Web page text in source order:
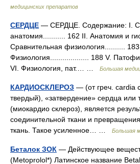
медицинских препаратов
СЕРДЦЕ — СЕРДЦЕ. Содержание: I.
анатомия........... 162 II. Анатомия и
Сравнительная физиология.......... 183
Физиология................... 188 V.
VІ. Физиология, пат.… …
Большая
КАРДИОСКЛЕРОЗ — (от греч. cardia
твердый), «затвердение» сердца
(миокардио склероз), является
соединительной ткани и
ткань. Такое усиленное… …
Большая
Беталок ЗОК — Действующее
(Metoprolol*) Латинское название